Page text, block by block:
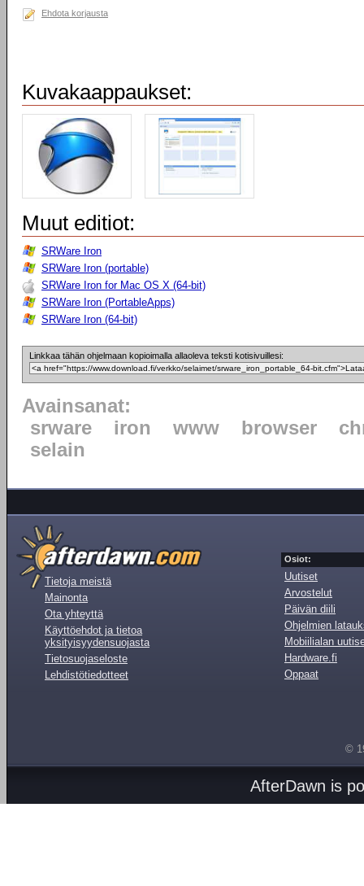
Ehdota korjausta
Kuvakaappaukset:
Muut editiot:
SRWare Iron
SRWare Iron (portable)
SRWare Iron for Mac OS X (64-bit)
SRWare Iron (PortableApps)
SRWare Iron (64-bit)
Linkkaa tähän ohjelmaan kopioimalla allaoleva teksti kotisivuillesi:
Avainsanat:
srware
iron www browser
selain
Tietoja meistä
Mainonta
Ota yhteyttä
Käyttöehdot ja tietoa
yksityisyydensuojasta
Tietosuojaseloste
Lehdistötiedotteet
Osiot:
Uutiset
Arvostelut
Päivän diili
Ohjelmien
Mobiilialan
Hardware.fi
Oppaat
©
AfterDawn is